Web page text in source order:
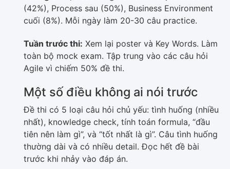
(42%), Process sau (50%), Business Environment
cuối (8%). Mỗi ngày làm 20-30 câu practice.
Tuần trước thi: Xem lại poster và Key Words. Làm
toàn bộ mock exam. Tập trung vào các câu hỏi
Agile vì chiếm 50% đề thi.
Một số điều không ai nói trước
Đề thi có 5 loại câu hỏi chủ yếu: tình huống (nhiều
nhất), knowledge check, tính toán formula, “đầu
tiên nên làm gì”, và “tốt nhất là gì”. Câu tình huống
thường dài và có nhiều detail. Đọc hết đề bài
trước khi nhảy vào đáp án.